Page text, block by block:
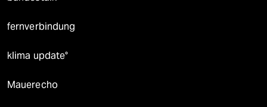
fernverbindung
klima update°
Mauerecho